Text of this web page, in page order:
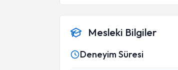
Mesleki Bilgiler
Deneyim Süresi